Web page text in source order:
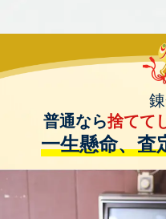
普通なら捨てて
一生懸命、査